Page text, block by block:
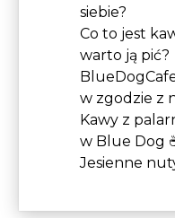
siebie?
Co to jest
warto ją pić?
w zgodzie z
Kawy z
w Blue Dog
Jesienne